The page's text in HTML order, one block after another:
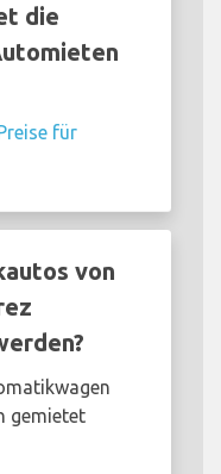
die
für
von
gemietet